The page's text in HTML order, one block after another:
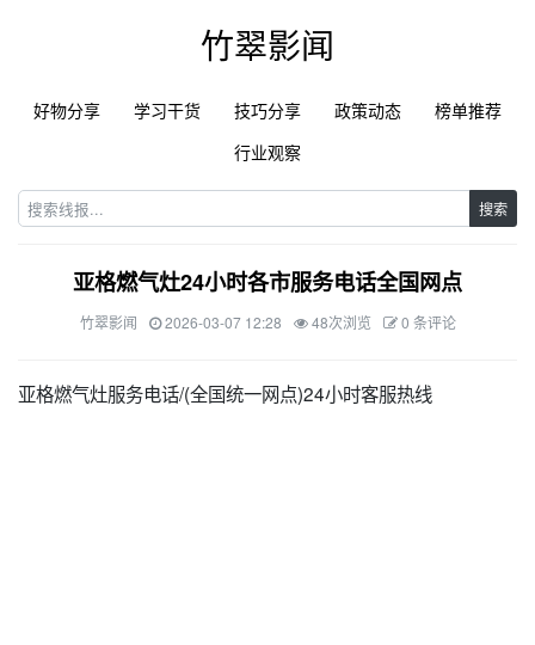
竹翠影闻
好物分享 学习干货 技巧分享 政策动态
榜单推荐
行业观察
搜索
亚格燃气灶24小时各市服务电话全国网点
竹翠影闻 2026-03-07 12:28 48次浏览 0 条评论
亚格燃气灶服务电话/(全国统一网点)24小时客服热线